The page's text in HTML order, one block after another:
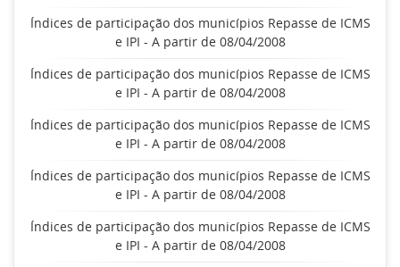
Índices de participação dos municípios Repasse de ICMS
e IPI - A partir de 08/04/2008
Índices de participação dos municípios Repasse de ICMS
e IPI - A partir de 08/04/2008
Índices de participação dos municípios Repasse de ICMS
e IPI - A partir de 08/04/2008
Índices de participação dos municípios Repasse de ICMS
e IPI - A partir de 08/04/2008
Índices de participação dos municípios Repasse de ICMS
e IPI - A partir de 08/04/2008